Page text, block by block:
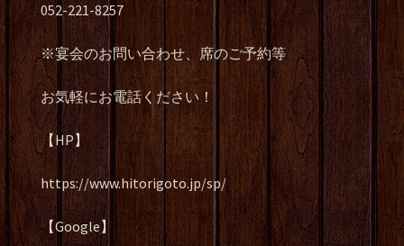
052-221-8257
※宴会のお問い合わせ、席のご予約等
お気軽にお電話ください！
【HP】
https://www.hitorigoto.jp/sp/
【Google】